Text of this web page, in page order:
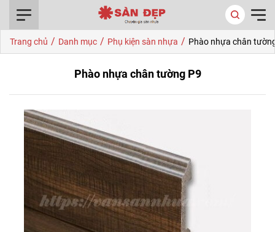
Trang chủ / Danh mục / Phụ kiện sàn nhựa / Phào nhựa chân
Phào nhựa chân tường P9